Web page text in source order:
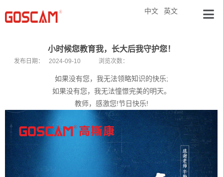
英文
中文
小时候您教育我，长大后我守护您！
发布日期： 2024-09-10 浏览次数：
如果没有您，我无法领略知识的快乐;
如果没有您，我无法憧憬完美的明天。
教师，感激您!节日快乐!